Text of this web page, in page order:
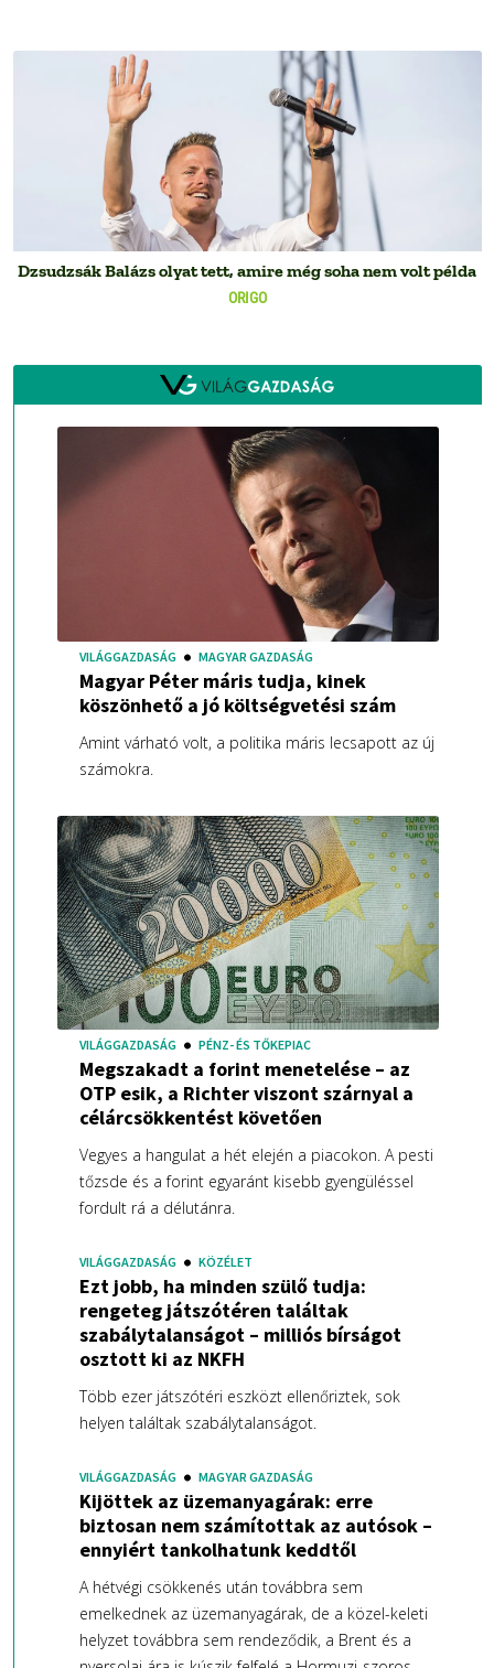
ORIGO
Dzsudzsák Balázs olyat tett, amire még soha nem volt példa
VILÁGGAZDASÁG MAGYAR GAZDASÁG
Magyar Péter máris tudja, kinek
köszönhető a jó költségvetési szám
Amint várható volt, a politika máris lecsapott az új
számokra.
VILÁGGAZDASÁG PÉNZ- ÉS TŐKEPIAC
Megszakadt a forint menetelése – az
OTP esik, a Richter viszont szárnyal a
célárcsökkentést követően
Vegyes a hangulat a hét elején a piacokon. A pesti
tőzsde és a forint egyaránt kisebb gyengüléssel
fordult rá a délutánra.
VILÁGGAZDASÁG KÖZÉLET
Ezt jobb, ha minden szülő tudja:
rengeteg játszótéren találtak
szabálytalanságot – milliós bírságot
osztott ki az NKFH
Több ezer játszótéri eszközt ellenőriztek, sok
helyen találtak szabálytalanságot.
VILÁGGAZDASÁG MAGYAR GAZDASÁG
Kijöttek az üzemanyagárak: erre
biztosan nem számítottak az autósok –
ennyiért tankolhatunk keddtől
A hétvégi csökkenés után továbbra sem
emelkednek az üzemanyagárak, de a közel-keleti
helyzet továbbra sem rendeződik, a Brent és a